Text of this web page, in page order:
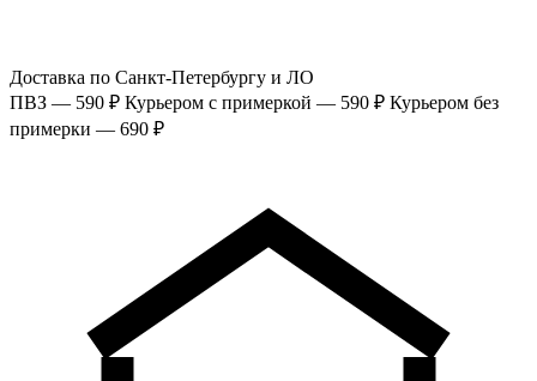
Доставка по Санкт-Петербургу и ЛО
ПВЗ — 590 ₽ Курьером с примеркой — 590 ₽ Курьером без
примерки — 690 ₽